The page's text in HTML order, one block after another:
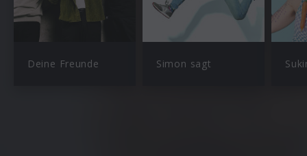
Deine Freunde Simon sagt